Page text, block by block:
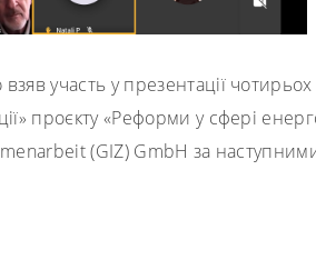
участь у презентації
проєкту «Реформи у сфері
(GIZ) GmbH за